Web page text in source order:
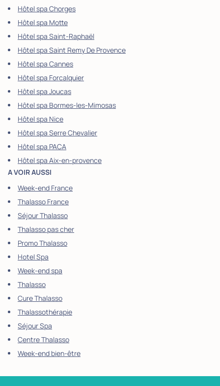
Hôtel spa Chorges
Hôtel spa Motte
Hôtel spa Saint-Raphaël
Hôtel spa Saint Remy De Provence
Hôtel spa Cannes
Hôtel spa Forcalquier
Hôtel spa Joucas
Hôtel spa Bormes-les-Mimosas
Hôtel spa Nice
Hôtel spa Serre Chevalier
Hôtel spa PACA
Hôtel spa Aix-en-provence
A VOIR AUSSI
Week-end France
Thalasso France
Séjour Thalasso
Thalasso pas cher
Promo Thalasso
Hotel Spa
Week-end spa
Thalasso
Cure Thalasso
Thalassothérapie
Séjour Spa
Centre Thalasso
Week-end bien-être